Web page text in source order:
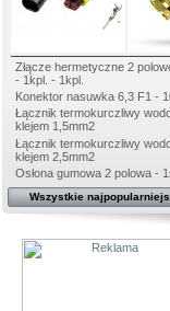
Złącze hermetyczne 2
- 1kpl. - 1kpl.
Konektor nasuwka 6,3 F1 -
Łącznik termokurczliwy
klejem 1,5mm2
Łącznik termokurczliwy
klejem 2,5mm2
Osłona gumowa 2 polowa -
Wszystkie